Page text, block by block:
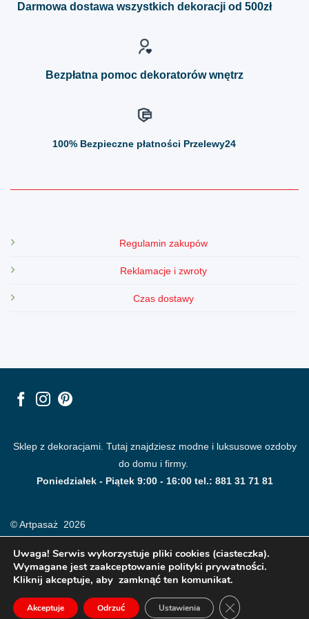
Darmowa dostawa wszystkich dekoracji od 500zł
Bezpłatna pomoc dekoratorów wnętrz
100% Bezpieczne płatności Przelewy24
Regulamin zakupów
Reklamacje i zwroty
Czas dostawy
Sklep z dekoracjami. Tutaj znajdziesz modne i luksusowe ozdoby
do domu i firmy.
Poniedziałek - Piątek 9:00 - 16:00 tel.: 881 31 71 81
© Artpasaż 2026
Modne plakaty, obrazy, fototapety i dekoracje na ściany.
Uwaga! Serwis wykorzystuje pliki cookies (ciasteczka).
Wymagane jest zaakceptowanie polityki prywatności.
Kliknij akceptuje, aby zamknąć ten komunikat.
Akceptuje Odrzuć Ustawienia ZAMKNIJ